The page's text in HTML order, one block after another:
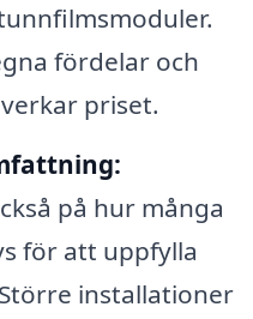
fördelar och
priset.
på hur många
för att uppfylla
installationer